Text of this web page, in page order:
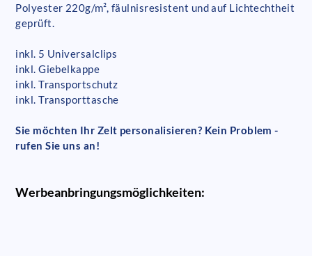
Polyester 220g/m², fäulnisresistent und auf Lichtechtheit
geprüft.
inkl. 5 Universalclips
inkl. Giebelkappe
inkl. Transportschutz
inkl. Transporttasche
Sie möchten Ihr Zelt personalisieren? Kein Problem -
rufen Sie uns an!
Werbeanbringungsmöglichkeiten: